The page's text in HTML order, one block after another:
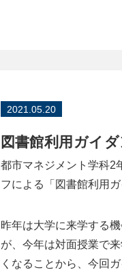
2021.05.20
図書館利用ガイダ
都市マネジメント学科2
フによる「図書館利用
昨年は大学に来学する
が、今年は対面授業で
くなることから、今回